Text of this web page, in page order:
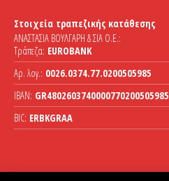
Στοιχεία τραπεζικής κατάθεσης
ΑΝΑΣΤΑΣΙΑ ΒΟΥΛΓΑΡΗ & ΣΙΑ Ο.Ε.:
Τράπεζα: EUROBANK
Αρ. λογ.: 0026.0374.77.0200505985
IBAN: GR4802603740000770200505985
BIC: ERBKGRAA